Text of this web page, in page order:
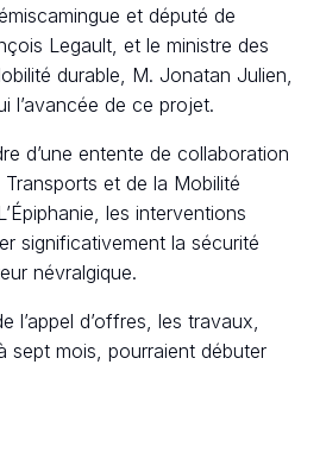
et député de
Legault, et le ministre des
durable, M. Jonatan Julien,
l’avancée de ce projet.
d’une entente de collaboration
et de la Mobilité
les interventions
significativement la sécurité
névralgique.
l’appel d’offres, les travaux,
sept mois, pourraient débuter